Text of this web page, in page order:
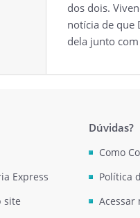
dos dois.
notícia de que
dela junto
Express
site
Dúvidas?
Como
Política
Acessar